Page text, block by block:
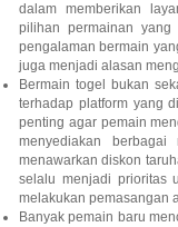
dalam memberikan
pilihan permainan yang
pengalaman bermain
juga menjadi alasan
Bermain togel bukan
terhadap platform yang
penting agar pemain
menyediakan
menawarkan diskon
selalu menjadi prioritas
melakukan pemasangan
Banyak pemain baru